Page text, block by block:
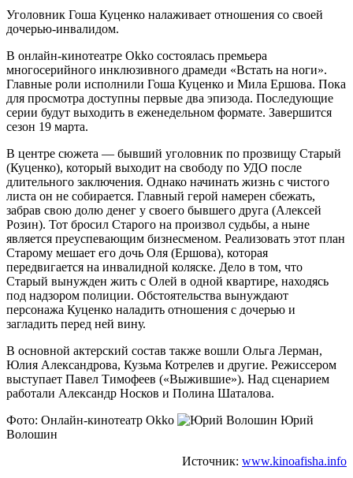
Уголовник Гоша Куценко налаживает отношения со своей
дочерью-инвалидом.
В онлайн-кинотеатре Okko состоялась премьера
многосерийного инклюзивного драмеди «Встать на ноги».
Главные роли исполнили Гоша Куценко и Мила Ершова. Пока
для просмотра доступны первые два эпизода. Последующие
серии будут выходить в еженедельном формате. Завершится
сезон 19 марта.
В центре сюжета — бывший уголовник по прозвищу Старый
(Куценко), который выходит на свободу по УДО после
длительного заключения. Однако начинать жизнь с чистого
листа он не собирается. Главный герой намерен сбежать,
забрав свою долю денег у своего бывшего друга (Алексей
Розин). Тот бросил Старого на произвол судьбы, а ныне
является преуспевающим бизнесменом. Реализовать этот план
Старому мешает его дочь Оля (Ершова), которая
передвигается на инвалидной коляске. Дело в том, что
Старый вынужден жить с Олей в одной квартире, находясь
под надзором полиции. Обстоятельства вынуждают
персонажа Куценко наладить отношения с дочерью и
загладить перед ней вину.
В основной актерский состав также вошли Ольга Лерман,
Юлия Александрова, Кузьма Котрелев и другие. Режиссером
выступает Павел Тимофеев («Выжившие»). Над сценарием
работали Александр Носков и Полина Шаталова.
Фото: Онлайн-кинотеатр Okko
Юрий
Волошин
Источник: www.kinoafisha.info